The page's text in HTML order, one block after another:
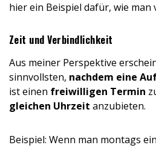
hier ein Beispiel dafür, wie man
Zeit und Verbindlichkeit
Aus meiner Perspektive
sinnvollsten, nachdem eine
ist einen freiwilligen Termin
gleichen Uhrzeit anzubieten.
Beispiel: Wenn man montags